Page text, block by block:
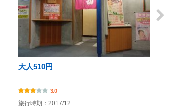
大人510円
3.0
旅行時期：2017/12